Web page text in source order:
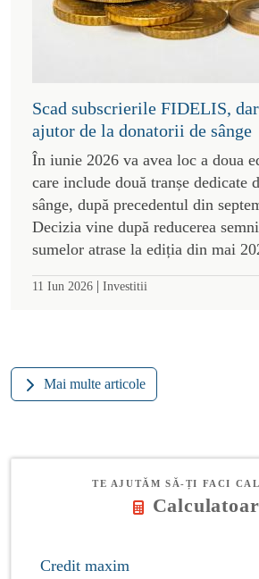
Scad subscrierile FIDELIS,
ajutor de la donatorii de sânge
În iunie 2026 va avea loc a doua
care include două tranșe dedicate
sânge, după precedentul din
Decizia vine după reducerea
sumelor atrase la ediția din mai
11 Iun 2026 | Investitii
Mai multe articole
TE AJUTĂM SĂ-ȚI FACI
Credit maxim